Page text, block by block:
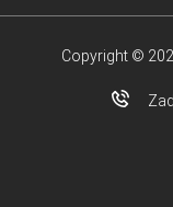
Copyright ©